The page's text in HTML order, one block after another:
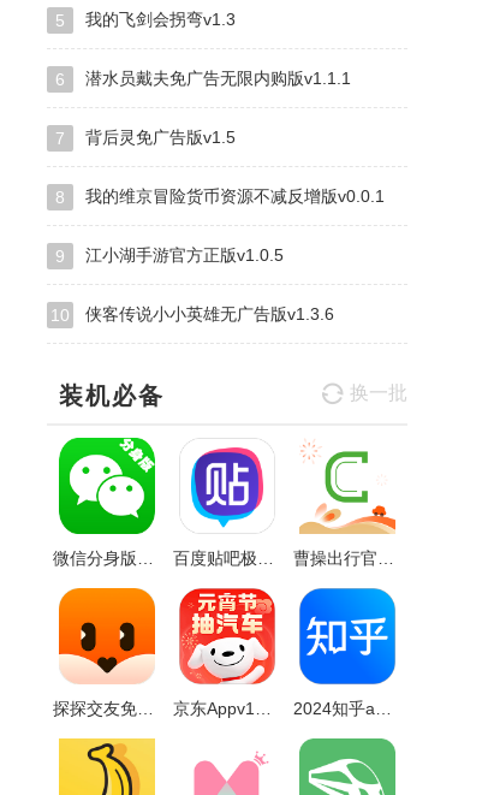
5 我的飞剑会拐弯v1.3
6 潜水员戴夫免广告无限内购版v1.1.1
7 背后灵免广告版v1.5
8 我的维京冒险货币资源不减反增版v0.0.1
9 江小湖手游官方正版v1.0.5
10 侠客传说小小英雄无广告版v1.3.6
装机必备 换一批